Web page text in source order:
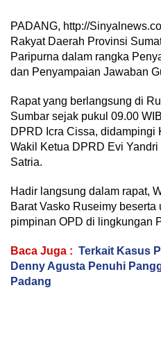
PADANG, http://
Rakyat Daerah Provinsi
Paripurna dalam rangka
dan Penyampaian Jawaban
Rapat yang berlangsung di
Sumbar sejak pukul 09.00
DPRD Icra Cissa, didampingi
Wakil Ketua DPRD Evi
Satria.
Hadir langsung dalam rapat,
Barat Vasko Ruseimy
pimpinan OPD di lingkungan
Baca Juga : Terkait Kasus
Denny Agusta Penuhi
Padang